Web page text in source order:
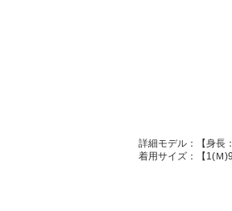
詳細モデル：【身長
着用サイズ：【1(Ｍ)9